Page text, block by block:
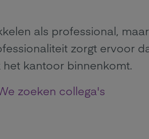
als professional,
zorgt ervoor
het kantoor binnenkomt.
zoeken collega's